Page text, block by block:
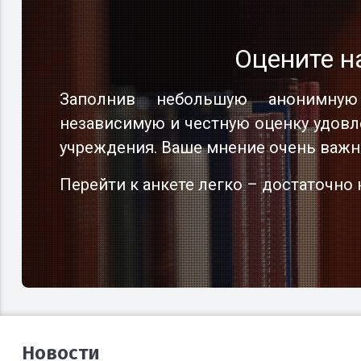
Оцените
Заполнив небольшую
независимую и честную оценку
учреждения. Ваше мнение очень
Перейти к анкете легко –
Оцените
Заполнив небольшую
независимую и честную оценку
учреждения. Ваше мнение очень
Перейти к анкете легко –
Оцените
Заполнив небольшую
независимую и честную оценку
учреждения. Ваше мнение очень
Перейти к анкете легко –
Новости